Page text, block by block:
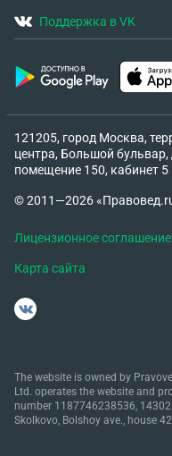
Поддержка в VK
121205, город Москва,
центра, Большой бульвар,
помещение 150, кабинет 5
© 2011—2026
Лицензионное соглашение
Карта сайта
The website is owned by
Ltd. operates the website and
number 1187746238536,
Skolkovo, Bolshoy ave., house